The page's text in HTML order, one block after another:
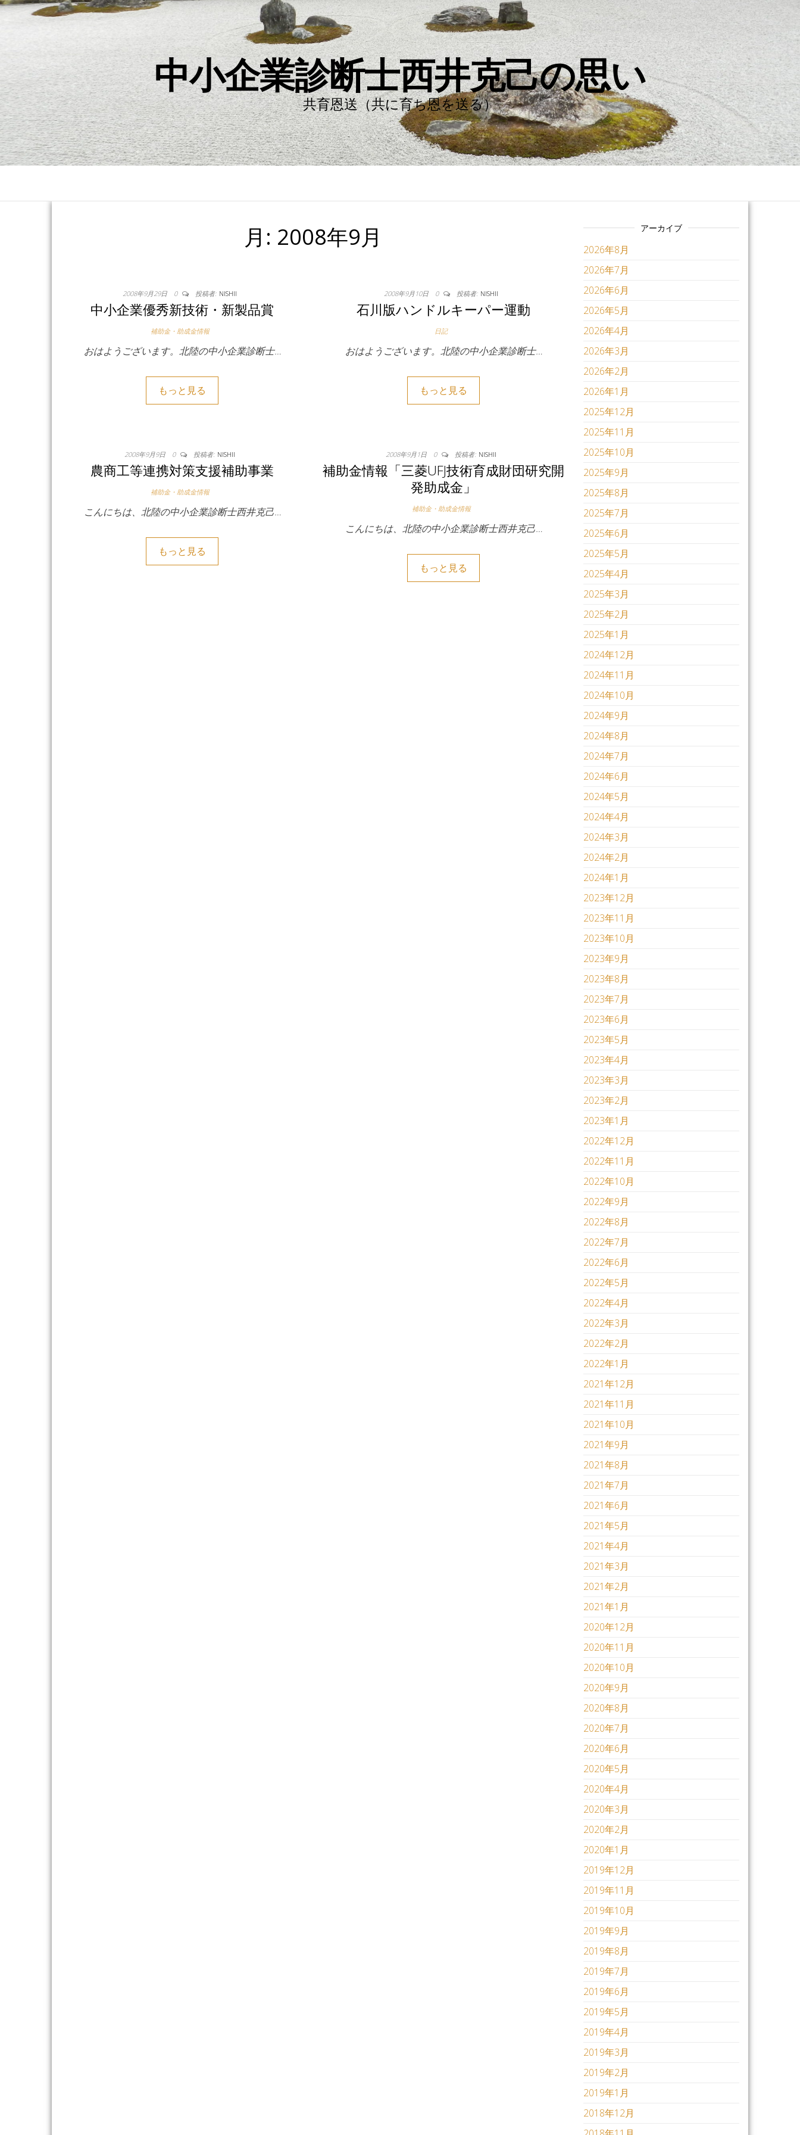
中小企業診断士西井克己の思い
共育恩送（共に育ち恩を送る）
月: 2008年9月
2008年9月29日 0 投稿者: NISHII
中小企業優秀新技術・新製品賞
補助金・助成金情報
おはようございます。北陸の中小企業診断士…
もっと見る
2008年9月10日 0 投稿者: NISHII
石川版ハンドルキーパー運動
日記
おはようございます。北陸の中小企業診断士…
もっと見る
2008年9月9日 0 投稿者: NISHII
農商工等連携対策支援補助事業
補助金・助成金情報
こんにちは、北陸の中小企業診断士西井克己…
もっと見る
2008年9月1日 0 投稿者: NISHII
補助金情報「三菱UFJ技術育成財団研究開
発助成金」
補助金・助成金情報
こんにちは、北陸の中小企業診断士西井克己…
もっと見る
アーカイブ
2026年8月
2026年7月
2026年6月
2026年5月
2026年4月
2026年3月
2026年2月
2026年1月
2025年12月
2025年11月
2025年10月
2025年9月
2025年8月
2025年7月
2025年6月
2025年5月
2025年4月
2025年3月
2025年2月
2025年1月
2024年12月
2024年11月
2024年10月
2024年9月
2024年8月
2024年7月
2024年6月
2024年5月
2024年4月
2024年3月
2024年2月
2024年1月
2023年12月
2023年11月
2023年10月
2023年9月
2023年8月
2023年7月
2023年6月
2023年5月
2023年4月
2023年3月
2023年2月
2023年1月
2022年12月
2022年11月
2022年10月
2022年9月
2022年8月
2022年7月
2022年6月
2022年5月
2022年4月
2022年3月
2022年2月
2022年1月
2021年12月
2021年11月
2021年10月
2021年9月
2021年8月
2021年7月
2021年6月
2021年5月
2021年4月
2021年3月
2021年2月
2021年1月
2020年12月
2020年11月
2020年10月
2020年9月
2020年8月
2020年7月
2020年6月
2020年5月
2020年4月
2020年3月
2020年2月
2020年1月
2019年12月
2019年11月
2019年10月
2019年9月
2019年8月
2019年7月
2019年6月
2019年5月
2019年4月
2019年3月
2019年2月
2019年1月
2018年12月